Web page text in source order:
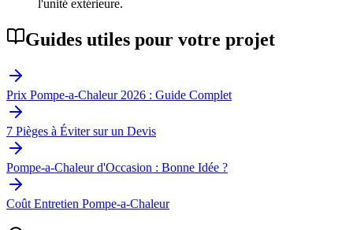
l'unité extérieure.
Guides utiles pour votre projet
Prix Pompe-a-Chaleur 2026 : Guide Complet
7 Pièges à Éviter sur un Devis
Pompe-a-Chaleur d'Occasion : Bonne Idée ?
Coût Entretien Pompe-a-Chaleur